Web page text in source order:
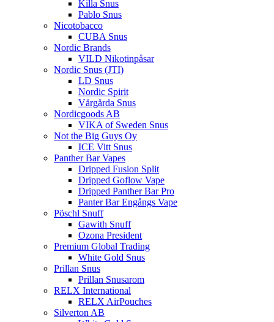
Killa Snus
Pablo Snus
Nicotobacco
CUBA Snus
Nordic Brands
VILD Nikotinpåsar
Nordic Snus (JTI)
LD Snus
Nordic Spirit
Vårgårda Snus
Nordicgoods AB
VIKA of Sweden Snus
Not the Big Guys Oy
ICE Vitt Snus
Panther Bar Vapes
Dripped Fusion Split
Dripped Goflow Vape
Dripped Panther Bar Pro
Panter Bar Engångs Vape
Pöschl Snuff
Gawith Snuff
Ozona President
Premium Global Trading
White Gold Snus
Prillan Snus
Prillan Snusarom
RELX International
RELX AirPouches
Silverton AB